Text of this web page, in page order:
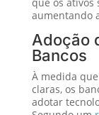
aumentando
Adoção
Bancos
À medida
claras, os
adotar